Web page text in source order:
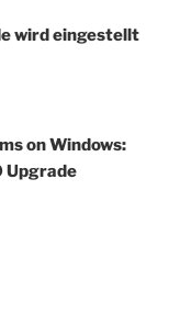
wird eingestellt